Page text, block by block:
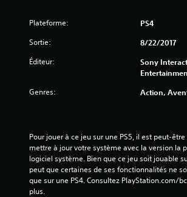
Plateforme: PS4
Sortie: 8/22/2017
Éditeur:
Sony
Genres: Action,
Pour jouer à ce jeu sur une PS5, il est peut-
mettre à jour votre système avec la version la
logiciel système. Bien que ce jeu soit jouable
peut que certaines de ses fonctionnalités ne
que sur une PS4. Consultez PlayStation.com/
plus.